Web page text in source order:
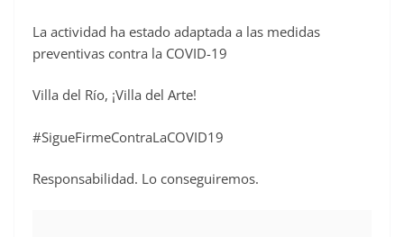
La actividad ha estado adaptada a las medidas
preventivas contra la COVID-19
Villa del Río, ¡Villa del Arte!
#SigueFirmeContraLaCOVID19
Responsabilidad. Lo conseguiremos.